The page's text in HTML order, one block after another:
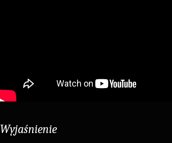
Wyja­śnie­nie